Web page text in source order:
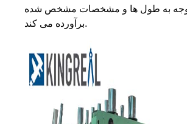
توجه به طول ها و مشخصات مشخص شده
برآورده می کند.